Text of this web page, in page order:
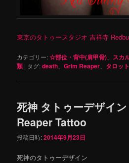
東京のタトゥースタジオ 吉祥寺
カテゴリー:☆部位・背中(肩甲骨) スカ
類 | タグ:death 、Grim Reaper タロット
死神 タトゥーデザイ
Reaper Tattoo
投稿日時:2014年9月23日
死神のタトゥーデザイン